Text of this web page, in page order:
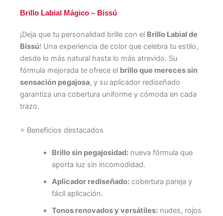
Brillo Labial Mágico – Bissú
¡Deja que tu personalidad brille con el Brillo Labial de
Bissú! Una experiencia de color que celebra tu estilo,
desde lo más natural hasta lo más atrevido. Su
fórmula mejorada te ofrece el brillo que mereces sin
sensación pegajosa, y su aplicador rediseñado
garantiza una cobertura uniforme y cómoda en cada
trazo.
⭐ Beneficios destacados
Brillo sin pegajosidad:nueva fórmula que
aporta luz sin incomodidad.
Aplicador rediseñado:cobertura pareja y
fácil aplicación.
Tonos renovados y versátiles:nudes, rojos